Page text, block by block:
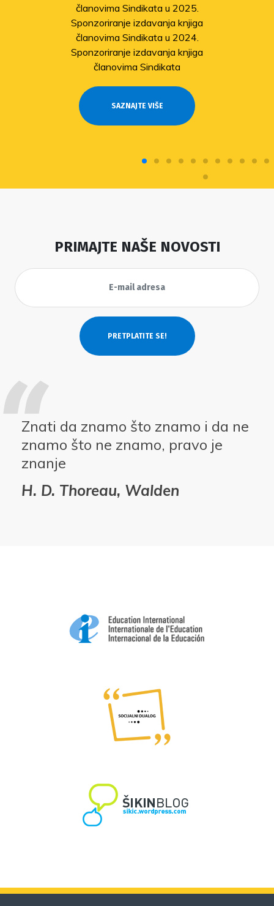
članovima Sindikata u 2025.
Sponzoriranje izdavanja knjiga
članovima Sindikata u 2024.
Sponzoriranje izdavanja knjiga
članovima Sindikata
SAZNAJTE VIŠE
PRIMAJTE NAŠE NOVOSTI
Znati da znamo što znamo i da ne
znamo što ne znamo, pravo je
znanje
H. D. Thoreau, Walden